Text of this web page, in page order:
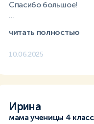
Спасибо большое!
...
читать полностью
10.06.2025
Ирина
мама ученицы 4